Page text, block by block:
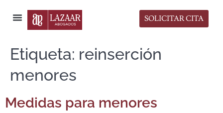
SOLICITAR CITA
Etiqueta: reinserción
menores
Medidas para menores